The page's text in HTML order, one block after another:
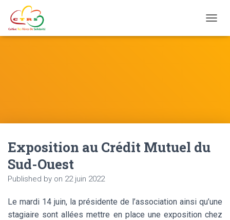
Exposition au Crédit Mutuel du
Sud-Ouest
Published by on 22 juin 2022
Le mardi 14 juin, la présidente de l’association ainsi qu’une
stagiaire sont allées mettre en place une exposition chez